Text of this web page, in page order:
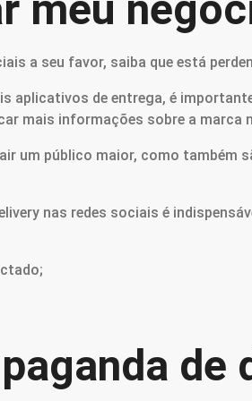
a seu favor, saiba que está
aplicativos de entrega, é
mais informações sobre a marca
um público maior, como também
nas redes sociais é
de